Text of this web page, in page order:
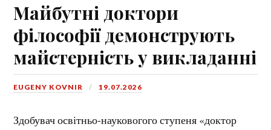
Майбутні доктори
філософії демонструють
майстерність у викладанні
EUGENY KOVNIR 19.07.2026
Здобувач освітньо-науковогого ступеня «доктор